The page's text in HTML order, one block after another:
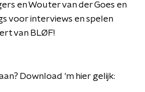
en Wouter van der Goes en
voor interviews en spelen
van BLØF!
Download 'm hier gelijk: